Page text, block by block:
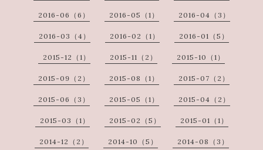
2016-06（6） 2016-05（1） 2016-04（3）
2016-03（4） 2016-02（1） 2016-01（5）
2015-12（1） 2015-11（2） 2015-10（1）
2015-09（2） 2015-08（1） 2015-07（2）
2015-06（3） 2015-05（1） 2015-04（2）
2015-03（1） 2015-02（5） 2015-01（1）
2014-12（2） 2014-10（5） 2014-08（3）